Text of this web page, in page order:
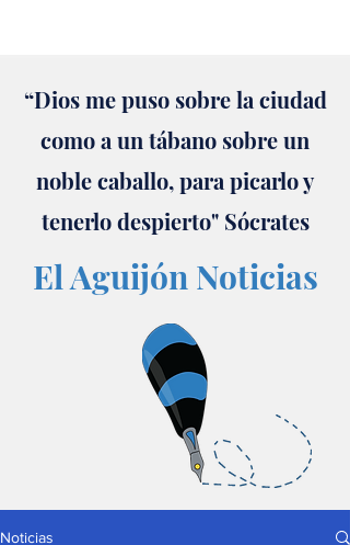
“Dios me puso sobre la ciudad
como a un tábano sobre un
noble caballo, para picarlo y
tenerlo despierto" Sócrates
El Aguijón Noticias
Noticias